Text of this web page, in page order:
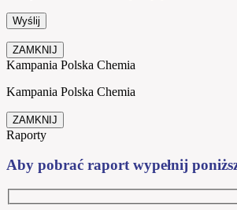
ZAMKNIJ
Kampania Polska Chemia
Kampania Polska Chemia
ZAMKNIJ
Raporty
Aby pobrać raport wypełnij